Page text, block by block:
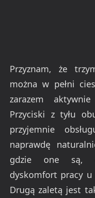
Przyznam, że
można w pełni
zarazem
Przyciski z tyłu
przyjemnie
naprawdę
gdzie one są,
dyskomfort pracy u
Drugą zaletą jest